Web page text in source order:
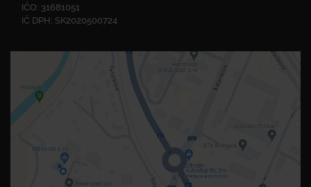
IČO: 31681051
IČ DPH: SK2020500724